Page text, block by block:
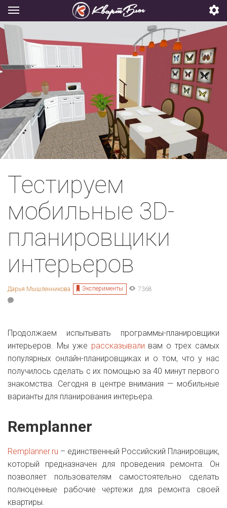
Тестируем
мобильные 3D-
планировщики
интерьеров
Дарья Мышленникова Эксперименты 7368
Продолжаем испытывать программы-планировщики
интерьеров. Мы уже рассказывали вам о трех самых
популярных онлайн-планировщиках и о том, что у нас
получилось сделать с их помощью за 40 минут первого
знакомства. Сегодня в центре внимания — мобильные
варианты для планирования интерьера.
Remplanner
Remplanner.ru – единственный Российский Планировщик,
который предназначен для проведения ремонта. Он
позволяет пользователям самостоятельно сделать
полноценные рабочие чертежи для ремонта своей
квартиры.